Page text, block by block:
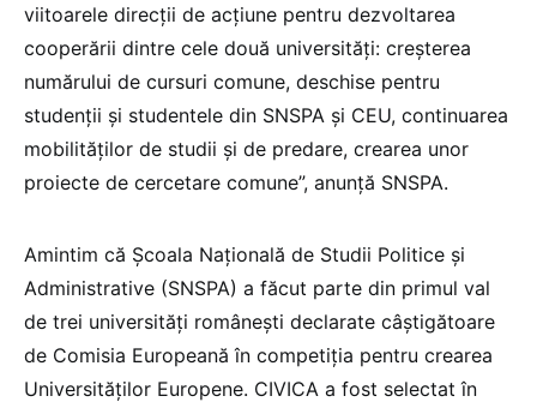
viitoarele direcții de acțiune pentru dezvoltarea
cooperării dintre cele două universități: creșterea
numărului de cursuri comune, deschise pentru
studenții și studentele din SNSPA și CEU, continuarea
mobilităților de studii și de predare, crearea unor
proiecte de cercetare comune”, anunță SNSPA.
Amintim că Școala Națională de Studii Politice și
Administrative (SNSPA) a făcut parte din primul val
de trei universități românești declarate câștigătoare
de Comisia Europeană în competiția pentru crearea
Universităților Europene. CIVICA a fost selectat în